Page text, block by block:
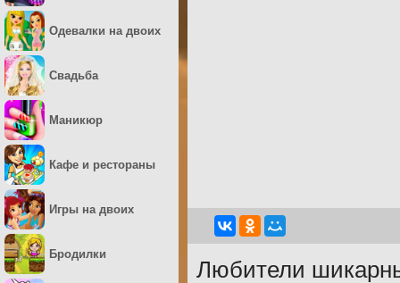
Любители
Одевалки на двоих
Свадьба
Маникюр
Кафе и рестораны
Игры на двоих
Бродилки